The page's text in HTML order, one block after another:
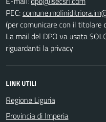
PEC:
(per comunicare con il
La mail del DPO va usata
riguardanti la privacy
LINK UTILI
Regione Liguria
Provincia di Imperia